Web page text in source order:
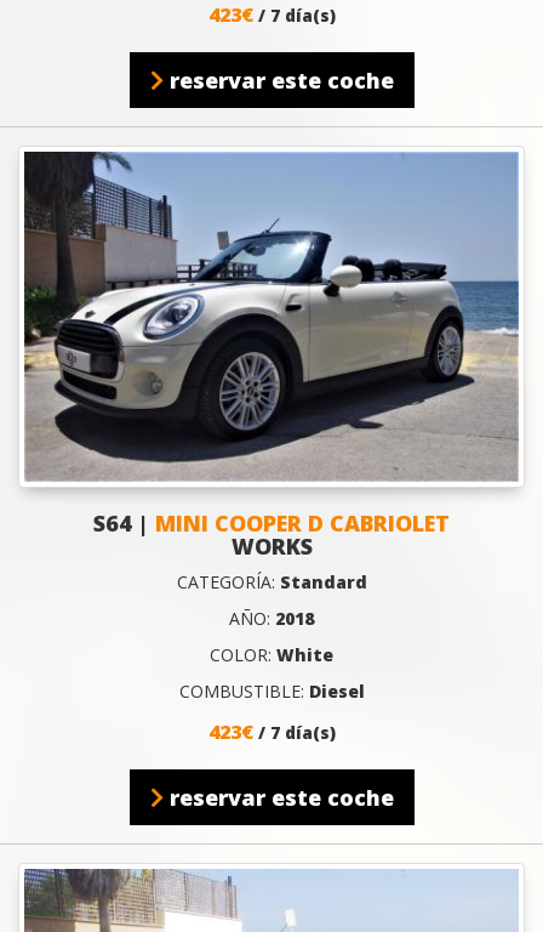
423€ / 7 día(s)
reservar este coche
S64 | MINI COOPER D CABRIOLET
WORKS
CATEGORÍA: Standard
AÑO: 2018
COLOR: White
COMBUSTIBLE: Diesel
423€ / 7 día(s)
reservar este coche